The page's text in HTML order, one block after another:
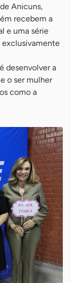
Anicuns,
recebem a
e uma série
exclusivamente
desenvolver a
o ser mulher
como a